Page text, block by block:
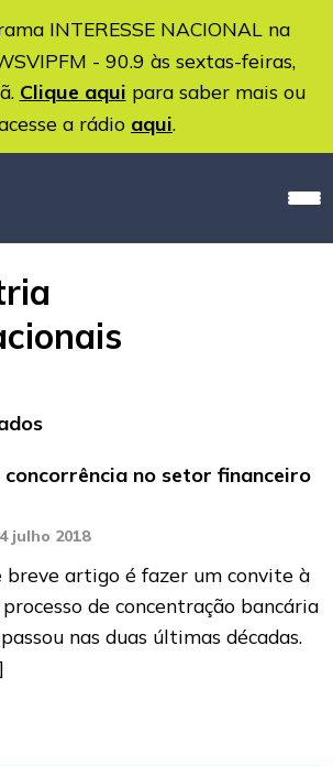
INTERESSE NACIONAL na
- 90.9 às sextas-feiras,
Clique aqui para saber mais ou
a rádio aqui.
concorrência no setor financeiro
julho 2018
breve artigo é fazer um convite à
de concentração bancária
nas duas últimas décadas.